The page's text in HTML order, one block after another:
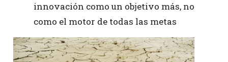
innovación como un objetivo más, no
como el motor de todas las metas